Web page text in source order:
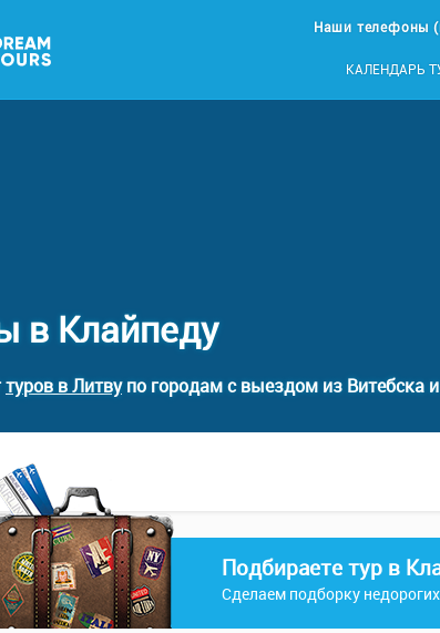
Наши телефоны
КАЛЕНДАРЬ
в Клайпеду
туров в Литвупо городам с выездом из Витебска
Подбираете тур в
Сделаем подборку